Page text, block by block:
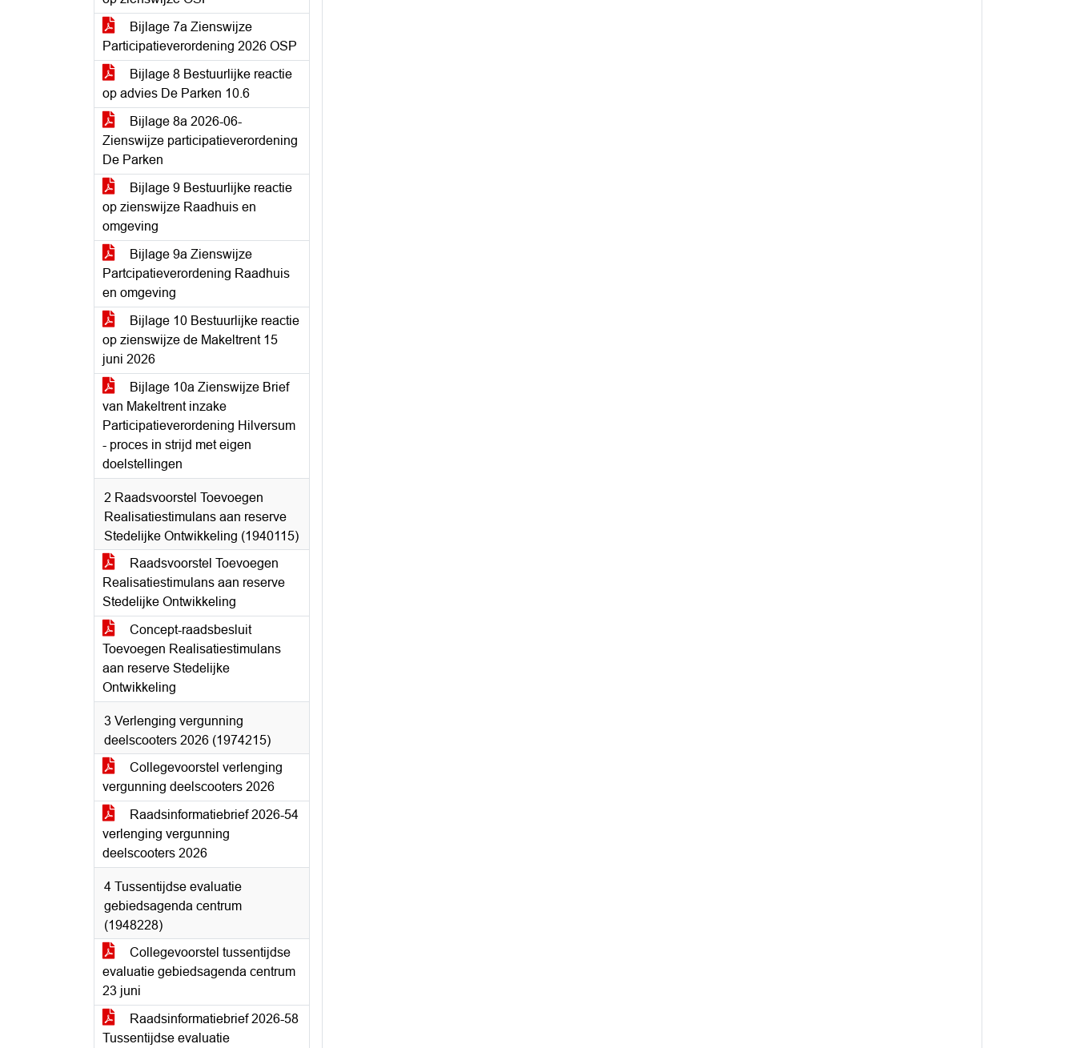
Bijlage 7a Zienswijze
Participatieverordening 2026 OSP
Bijlage 8 Bestuurlijke reactie
op advies De Parken 10.6
Bijlage 8a 2026-06-
Zienswijze participatieverordening
De Parken
Bijlage 9 Bestuurlijke reactie
op zienswijze Raadhuis en
omgeving
Bijlage 9a Zienswijze
Partcipatieverordening Raadhuis
en omgeving
Bijlage 10 Bestuurlijke reactie
op zienswijze de Makeltrent 15
juni 2026
Bijlage 10a Zienswijze Brief
van Makeltrent inzake
Participatieverordening Hilversum
- proces in strijd met eigen
doelstellingen
2 Raadsvoorstel Toevoegen
Realisatiestimulans aan reserve
Stedelijke Ontwikkeling (1940115)
Raadsvoorstel Toevoegen
Realisatiestimulans aan reserve
Stedelijke Ontwikkeling
Concept-raadsbesluit
Toevoegen Realisatiestimulans
aan reserve Stedelijke
Ontwikkeling
3 Verlenging vergunning
deelscooters 2026 (1974215)
Collegevoorstel verlenging
vergunning deelscooters 2026
Raadsinformatiebrief 2026-54
verlenging vergunning
deelscooters 2026
4 Tussentijdse evaluatie
gebiedsagenda centrum
(1948228)
Collegevoorstel tussentijdse
evaluatie gebiedsagenda centrum
23 juni
Raadsinformatiebrief 2026-58
Tussentijdse evaluatie